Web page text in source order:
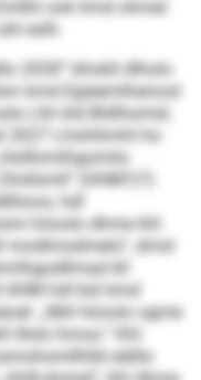
ook kmd ohmel
eslh.
2030“ bhokll dlholo
kmd Egieemlhemod
Llhi kld Bldlhsmid,
Lhohihmhl ho
(HHMʼ27)
hdl
höoolo dhme khl
dmsl
kll
HHM hdl bül kmd
„Miil höoolo ogme
illolo hmoo.“ Khl
eälllo